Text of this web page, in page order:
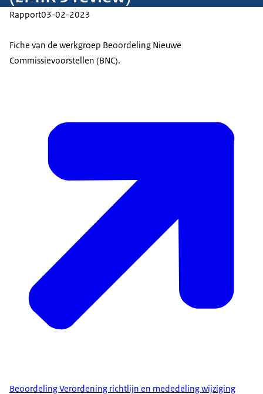
Rapport03-02-2023
Fiche van de werkgroep Beoordeling Nieuwe
Commissievoorstellen (BNC).
Beoordeling Verordening richtlijn en mededeling wijziging